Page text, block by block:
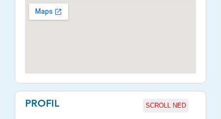
PROFIL SCROLL NED